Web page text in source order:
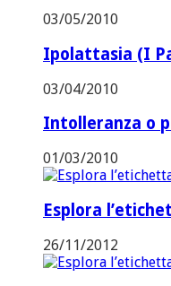
03/05/2010
Ipolattasia (I
03/04/2010
Intolleranza o
01/03/2010
Esplora
26/11/2012